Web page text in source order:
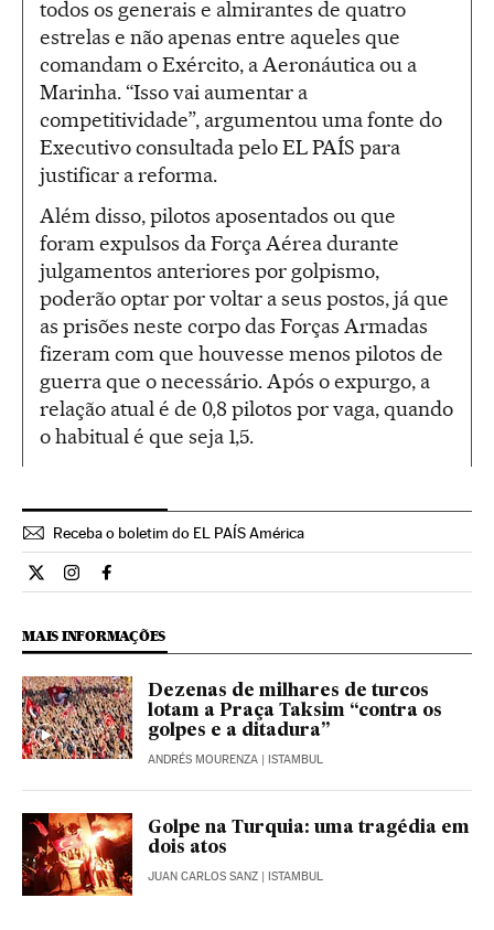
todos os generais e almirantes de quatro
estrelas e não apenas entre aqueles que
comandam o Exército, a Aeronáutica ou a
Marinha. “Isso vai aumentar a
competitividade”, argumentou uma fonte do
Executivo consultada pelo EL PAÍS para
justificar a reforma.
Além disso, pilotos aposentados ou que
foram expulsos da Força Aérea durante
julgamentos anteriores por golpismo,
poderão optar por voltar a seus postos, já que
as prisões neste corpo das Forças Armadas
fizeram com que houvesse menos pilotos de
guerra que o necessário. Após o expurgo, a
relação atual é de 0,8 pilotos por vaga, quando
o habitual é que seja 1,5.
Receba o boletim do EL PAÍS América
Internacional El País Brasil en Twitter
Internacional El País Brasil en Instagram
Internacional El País Brasil en Facebook
MAIS INFORMAÇÕES
Dezenas de milhares de turcos
lotam a Praça Taksim “contra os
golpes e a ditadura”
ANDRÉS MOURENZA | ISTAMBUL
Golpe na Turquia: uma tragédia em
dois atos
JUAN CARLOS SANZ | ISTAMBUL